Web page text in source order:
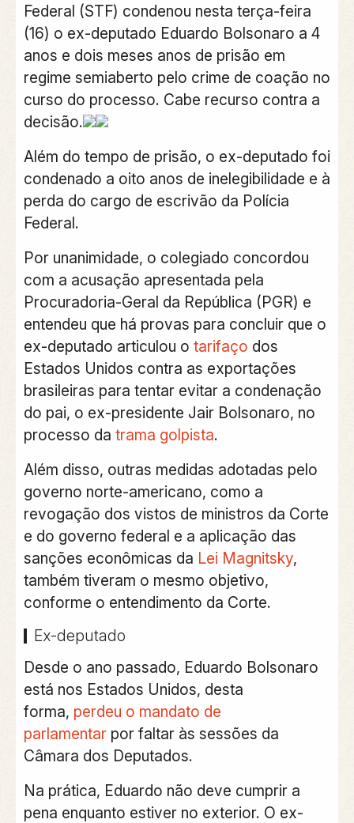
Federal (STF) condenou nesta terça-feira
(16) o ex-deputado Eduardo Bolsonaro a 4
anos e dois meses anos de prisão em
regime semiaberto pelo crime de coação no
curso do processo. Cabe recurso contra a
decisão.
Além do tempo de prisão, o ex-deputado foi
condenado a oito anos de inelegibilidade e à
perda do cargo de escrivão da Polícia
Federal.
Por unanimidade, o colegiado concordou
com a acusação apresentada pela
Procuradoria-Geral da República (PGR) e
entendeu que há provas para concluir que o
ex-deputado articulou o tarifaço dos
Estados Unidos contra as exportações
brasileiras para tentar evitar a condenação
do pai, o ex-presidente Jair Bolsonaro, no
processo da trama golpista.
Além disso, outras medidas adotadas pelo
governo norte-americano, como a
revogação dos vistos de ministros da Corte
e do governo federal e a aplicação das
sanções econômicas da Lei Magnitsky,
também tiveram o mesmo objetivo,
conforme o entendimento da Corte.
Ex-deputado
Desde o ano passado, Eduardo Bolsonaro
está nos Estados Unidos, desta
forma, perdeu o mandato de
parlamentarpor faltar às sessões da
Câmara dos Deputados.
Na prática, Eduardo não deve cumprir a
pena enquanto estiver no exterior. O ex-